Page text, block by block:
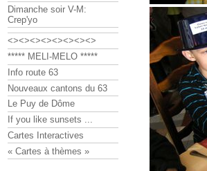
Dimanche soir V-M:
Crep'yo
<><><><><><><><>
***** MELI-MELO *****
Info route 63
Nouveaux cantons du 63
Le Puy de Dôme
If you like sunsets ...
Cartes Interactives
« Cartes à thèmes »